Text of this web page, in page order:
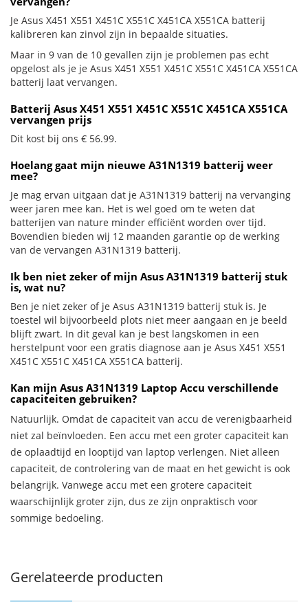
Je Asus X451 X551 X451C X551C X451CA X551CA batterij
kalibreren kan zinvol zijn in bepaalde situaties.
Maar in 9 van de 10 gevallen zijn je problemen pas echt
opgelost als je je Asus X451 X551 X451C X551C X451CA X551CA
batterij laat vervangen.
Batterij Asus X451 X551 X451C X551C X451CA X551CA
vervangen prijs
Dit kost bij ons € 56.99.
Hoelang gaat mijn nieuwe A31N1319 batterij weer
mee?
Je mag ervan uitgaan dat je A31N1319 batterij na vervanging
weer jaren mee kan. Het is wel goed om te weten dat
batterijen van nature minder efficiënt worden over tijd.
Bovendien bieden wij 12 maanden garantie op de werking
van de vervangen A31N1319 batterij.
Ik ben niet zeker of mijn Asus A31N1319 batterij stuk
is, wat nu?
Ben je niet zeker of je Asus A31N1319 batterij stuk is. Je
toestel wil bijvoorbeeld plots niet meer aangaan en je beeld
blijft zwart. In dit geval kan je best langskomen in een
herstelpunt voor een gratis diagnose aan je Asus X451 X551
X451C X551C X451CA X551CA batterij.
Kan mijn Asus A31N1319 Laptop Accu verschillende
capaciteiten gebruiken?
Natuurlijk. Omdat de capaciteit van accu de verenigbaarheid
niet zal beïnvloeden. Een accu met een groter capaciteit kan
de oplaadtijd en looptijd van laptop verlengen. Niet alleen
capaciteit, de controlering van de maat en het gewicht is ook
belangrijk. Vanwege accu met een grotere capaciteit
waarschijnlijk groter zijn, dus ze zijn onpraktisch voor
sommige bedoeling.
Gerelateerde producten